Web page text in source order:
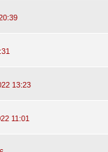
13:23
11:01